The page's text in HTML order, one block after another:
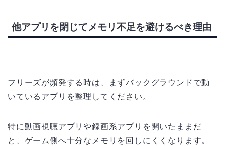
他アプリを閉じてメモリ不足を避けるべき理由
フリーズが頻発する時は、まずバックグラウンドで動
いているアプリを整理してください。
特に動画視聴アプリや録画系アプリを開いたままだ
と、ゲーム側へ十分なメモリを回しにくくなります。